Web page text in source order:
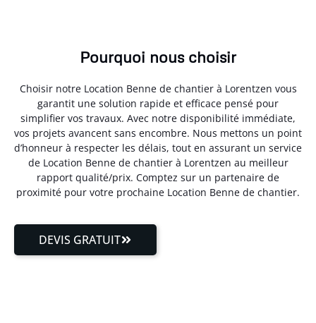
Pourquoi nous choisir
Choisir notre Location Benne de chantier à Lorentzen vous
garantit une solution rapide et efficace pensé pour
simplifier vos travaux. Avec notre disponibilité immédiate,
vos projets avancent sans encombre. Nous mettons un point
d’honneur à respecter les délais, tout en assurant un service
de Location Benne de chantier à Lorentzen au meilleur
rapport qualité/prix. Comptez sur un partenaire de
proximité pour votre prochaine Location Benne de chantier.
DEVIS GRATUIT